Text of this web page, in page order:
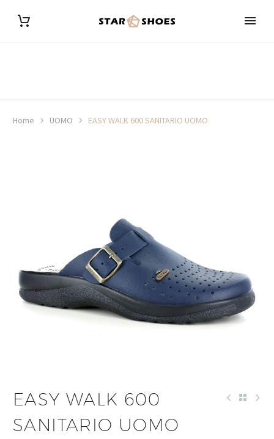
Home UOMO EASY WALK 600 SANITARIO UOMO
EASY WALK 600
SANITARIO UOMO